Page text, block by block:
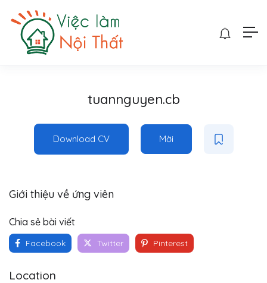
tuannguyen.cb
Download CV Mời
Giới thiệu về ứng viên
Chia sẻ bài viết
Facebook Twitter Pinterest
Location